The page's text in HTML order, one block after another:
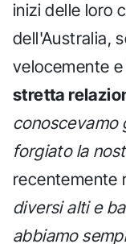
inizi delle loro
dell'Australia,
velocemente e
stretta
conoscevamo
forgiato la
recentemente
diversi alti e
abbiamo